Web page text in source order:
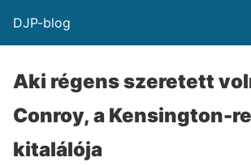
DJP-blog
Aki régens szeretett
Conroy, a Kensington-
kitalálója